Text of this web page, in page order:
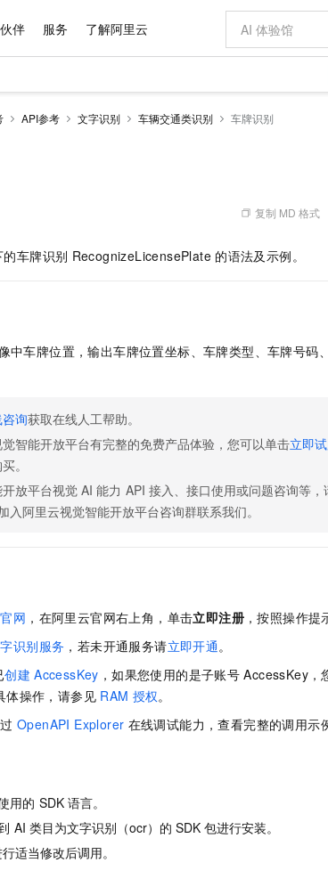
伙伴 服务 了解阿里云
API参考 文字识别 车辆交通类识别 车牌识别
复制 MD 格式
车牌识别 RecognizeLicensePlate 的语法及示例。
中车牌位置，输出车牌位置坐标、车牌类型、车牌号码
询获取在线人工帮助。
智能开放平台有完整的免费产品体验，您可以单击立即
。
放平台视觉 AI 能力 API 接入、接口使用或问题咨询等，
入阿里云视觉智能开放平台咨询群联系我们。
网 ，在阿里云官网右上角，单击立即注册 ，按照操作提
识别服务 ，若未开通服务请立即开通。
创建 AccessKey ，如果您使用的是子账号 AccessKey，
体操作，请参见 RAM 授权。
OpenAPI Explorer 在线调试能力，查看完整的调用示
用的 SDK 语言。
AI 类目为文字识别（ocr）的 SDK 包进行安装。
适当修改后调用。
大模型
旗舰 MoE 大模型，百万上下文与顶尖推理能力 图生视频，
大模型服务平台百炼-应用模版
人工智能平台 PAI
AI Native 的算法工程平台，一站式完成建模、训练、推理服务部署
秒悟
即刻拥有 DeepSeek-R1 满血版
多种方案随心选，轻松解锁专属 DeepSeek
人工智能平台 PAI
一站式AI开发、训练和推理服务
容器服务 Kubernetes 版 ACK
Qoder
面向真实软件
云防火墙
Hermes Agent，打造自进化智能体
自主进化，持久记忆，越用越聪明
轻松解锁专属
5 分钟轻松部
新
AI 特惠
Token Plan 模型订阅计划
Qwen3.8-Max 首发尝鲜，限时加量 10 倍，夜间低至2折
万小智 AI 建站低至 15元/月
Night Plan 支持 Qwen 3.8-Max
AI 场景体
从图文生成到
AI 广告创作
图文、视频一
AI 短剧/漫剧
自动承接线索
价格计算器
自助选配和估算价格
配置报价
数据与 API
OCR 文字识别
快递物流查询
企业应用
ERP
CRM
OA 办公系统
广告营销
基础软件
JAVA
WordPress
模板小程序
APP 开发
成为产品伙伴 产品伙伴
云网络合作计
成为服务
企业增值服务
企业成长
阿里云认证
信息公告
最佳实践
看见新力量
市场活动
科研合作